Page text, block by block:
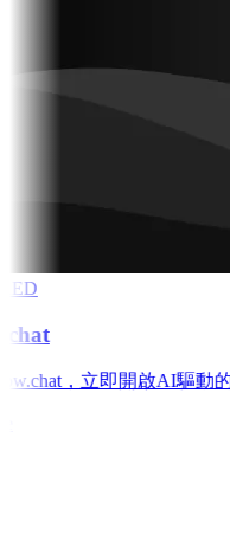
，立即開啟AI驅動的